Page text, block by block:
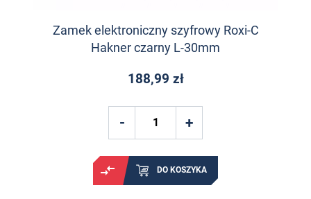
Zamek elektroniczny szyfrowy Roxi-C
Hakner czarny L-30mm
188,99 zł
DO KOSZYKA